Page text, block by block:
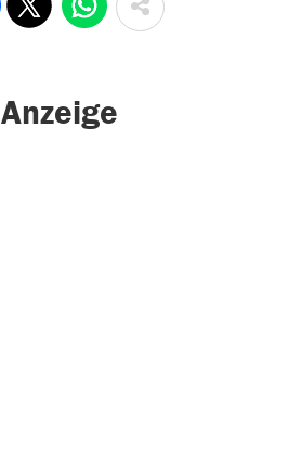
Anzeige